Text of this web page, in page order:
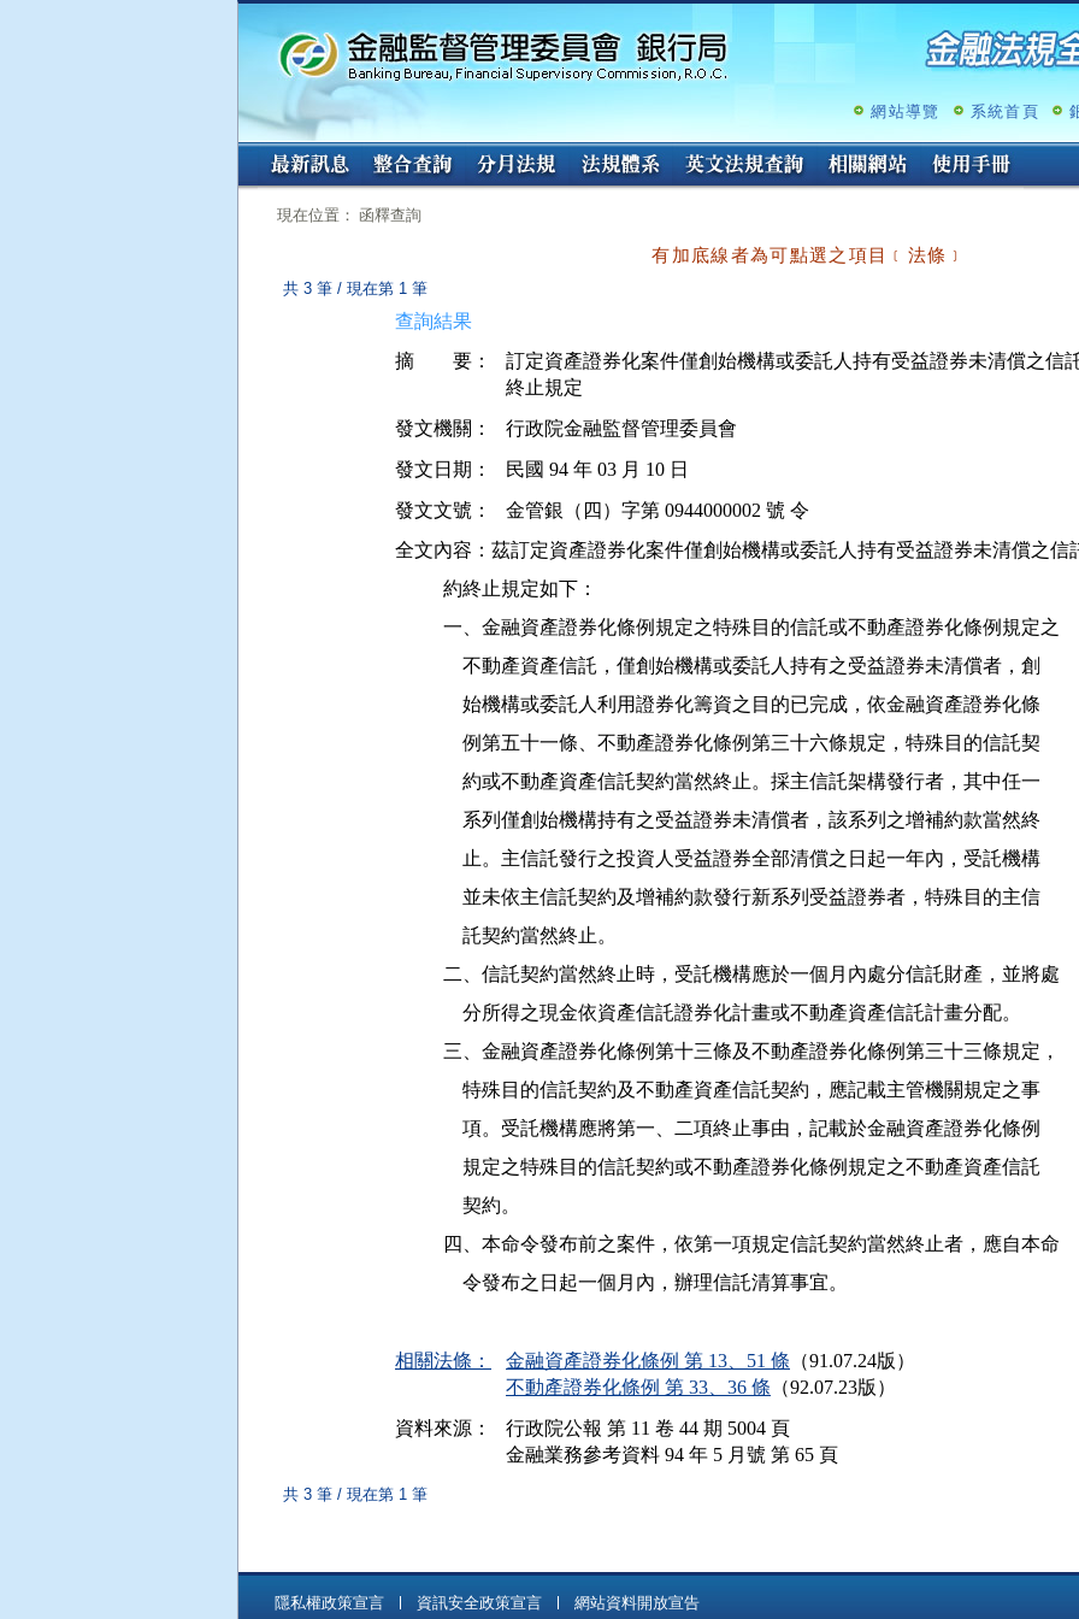
跳
容
網站導覽 系統首頁
:::
現在位置： 函釋查詢
有加底線者為可點選之項目﹝法條﹞
共 3 筆 / 現在第 1 筆
查詢結果
摘 要：
訂定資產證券化案件僅創始機構或委託人持有受益證券未清償之信
發文機關：
行政院金融監督管理委員會
發文日期：
民國 94 年 03 月 10 日
發文文號：
金管銀（四）字第 0944000002 號 令
全文內容：茲訂定資產證券化案件僅創始機構或委託人持有受益證券未清償之信
          約終止規定如下：
          一、金融資產證券化條例規定之特殊目的信託或不動產證券化條例規定之
              不動產資產信託，僅創始機構或委託人持有之受益證券未清償者，創
              始機構或委託人利用證券化籌資之目的已完成，依金融資產證券化條
              例第五十一條、不動產證券化條例第三十六條規定，特殊目的信託契
              約或不動產資產信託契約當然終止。採主信託架構發行者，其中任一
              系列僅創始機構持有之受益證券未清償者，該系列之增補約款當然終
              止。主信託發行之投資人受益證券全部清償之日起一年內，受託機構
              並未依主信託契約及增補約款發行新系列受益證券者，特殊目的主信
              託契約當然終止。
          二、信託契約當然終止時，受託機構應於一個月內處分信託財產，並將處
              分所得之現金依資產信託證券化計畫或不動產資產信託計畫分配。
          三、金融資產證券化條例第十三條及不動產證券化條例第三十三條規定，
              特殊目的信託契約及不動產資產信託契約，應記載主管機關規定之事
              項。受託機構應將第一、二項終止事由，記載於金融資產證券化條例
              規定之特殊目的信託契約或不動產證券化條例規定之不動產資產信託
              契約。
          四、本命令發布前之案件，依第一項規定信託契約當然終止者，應自本命
              令發布之日起一個月內，辦理信託清算事宜。
相關法條： 金融資產證券化條例 第 13、51 條 （91.07.24版）
不動產證券化條例 第 33、36 條 （92.07.23版）
資料來源：
行政院公報 第 11 卷 44 期 5004 頁
金融業務參考資料 94 年 5 月號 第 65 頁
共 3 筆 / 現在第 1 筆
隱私權政策宣言 資訊安全政策宣言 網站資料開放宣告